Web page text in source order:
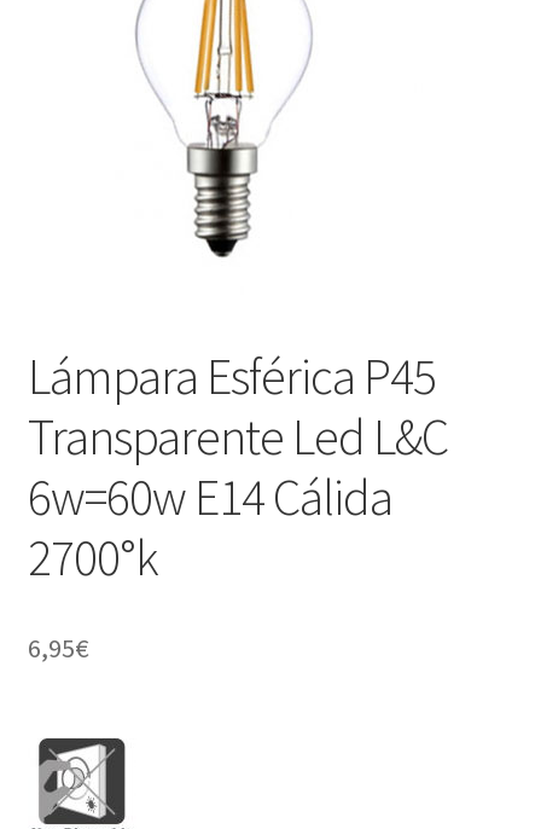
Contacta con nosotros
Lámpara Esférica P45
Transparente Led L&C
6w=60w E14 Cálida
2700°k
6,95€